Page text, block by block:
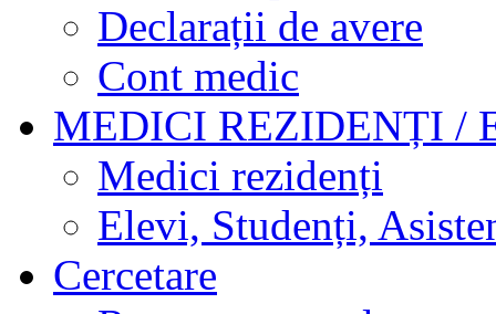
Declarații de avere
Cont medic
MEDICI REZIDENȚI /
Medici rezidenți
Elevi, Studenți,
Cercetare